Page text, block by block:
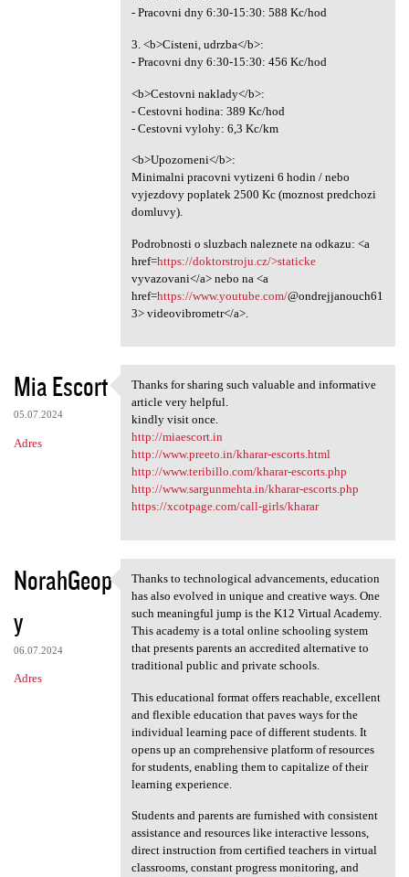
- Pracovni dny 6:30-15:30: 588 Kc/hod
3. <b>Cisteni, udrzba</b>:
- Pracovni dny 6:30-15:30: 456 Kc/hod
<b>Cestovni naklady</b>:
- Cestovni hodina: 389 Kc/hod
- Cestovni vylohy: 6,3 Kc/km
<b>Upozorneni</b>:
Minimalni pracovni vytizeni 6 hodin / nebo
vyjezdovy poplatek 2500 Kc (moznost predchozi
domluvy).
Podrobnosti o sluzbach naleznete na odkazu: <a
href=https://doktorstroju.cz/>staticke
vyvazovani</a> nebo na <a
href=https://www.youtube.com/@ondrejjanouch61
3> videovibrometr</a>.
Mia Escort
05.07.2024
Adres
Thanks for sharing such
Thanks for sharing such valuable and informative
article very helpful.
kindly visit once.
http://miaescort.in
http://www.preeto.in/kharar-escorts.html
http://www.teribillo.com/kharar-escorts.php
http://www.sargunmehta.in/kharar-escorts.php
https://xcotpage.com/call-girls/kharar
NorahGeop
y
06.07.2024
Adres
Thanks to technological
Thanks to technological advancements, education
has also evolved in unique and creative ways. One
such meaningful jump is the K12 Virtual Academy.
This academy is a total online schooling system
that presents parents an accredited alternative to
traditional public and private schools.
This educational format offers reachable, excellent
and flexible education that paves ways for the
individual learning pace of different students. It
opens up an comprehensive platform of resources
for students, enabling them to capitalize of their
learning experience.
Students and parents are furnished with consistent
assistance and resources like interactive lessons,
direct instruction from certified teachers in virtual
classrooms, constant progress monitoring, and